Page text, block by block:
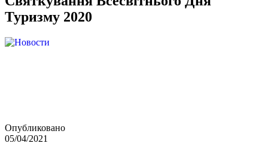
Туризму 2020
Перша
Image
Опубликовано
05/04/2021